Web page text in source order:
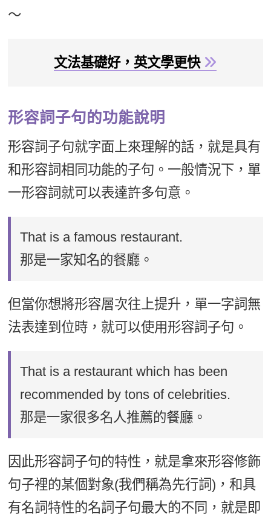
～
文法基礎好，英文學更快
形容詞子句的功能說明
形容詞子句就字面上來理解的話，就是具有
和形容詞相同功能的子句。一般情況下，單
一形容詞就可以表達許多句意。
That is a famous restaurant.
那是一家知名的餐廳。
但當你想將形容層次往上提升，單一字詞無
法表達到位時，就可以使用形容詞子句。
That is a restaurant which has been
recommended by tons of celebrities.
那是一家很多名人推薦的餐廳。
因此形容詞子句的特性，就是拿來形容修飾
句子裡的某個對象(我們稱為先行詞)，和具
有名詞特性的名詞子句最大的不同，就是即